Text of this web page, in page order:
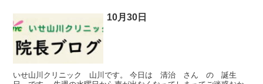
10月30日
いせ山川クリニック 山川です。 今日は 清治 さん の 誕生